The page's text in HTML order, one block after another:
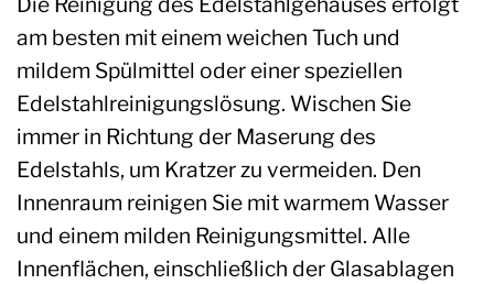
am besten mit einem weichen Tuch und
mildem Spülmittel oder einer speziellen
Edelstahlreinigungslösung. Wischen Sie
immer in Richtung der Maserung des
Edelstahls, um Kratzer zu vermeiden. Den
Innenraum reinigen Sie mit warmem Wasser
und einem milden Reinigungsmittel. Alle
Innenflächen, einschließlich der Glasablagen